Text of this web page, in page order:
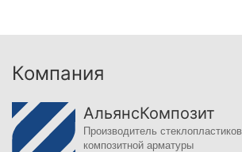
Компания
АльянсКомпозит
Производитель
композитной арматуры